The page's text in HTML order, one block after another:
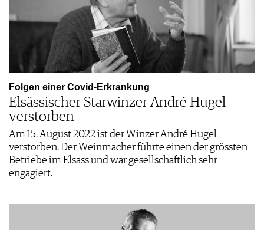
Folgen einer Covid-Erkrankung
Elsässischer Starwinzer André Hugel
verstorben
Am 15. August 2022 ist der Winzer André Hugel
verstorben. Der Weinmacher führte einen der grössten
Betriebe im Elsass und war gesellschaftlich sehr
engagiert.